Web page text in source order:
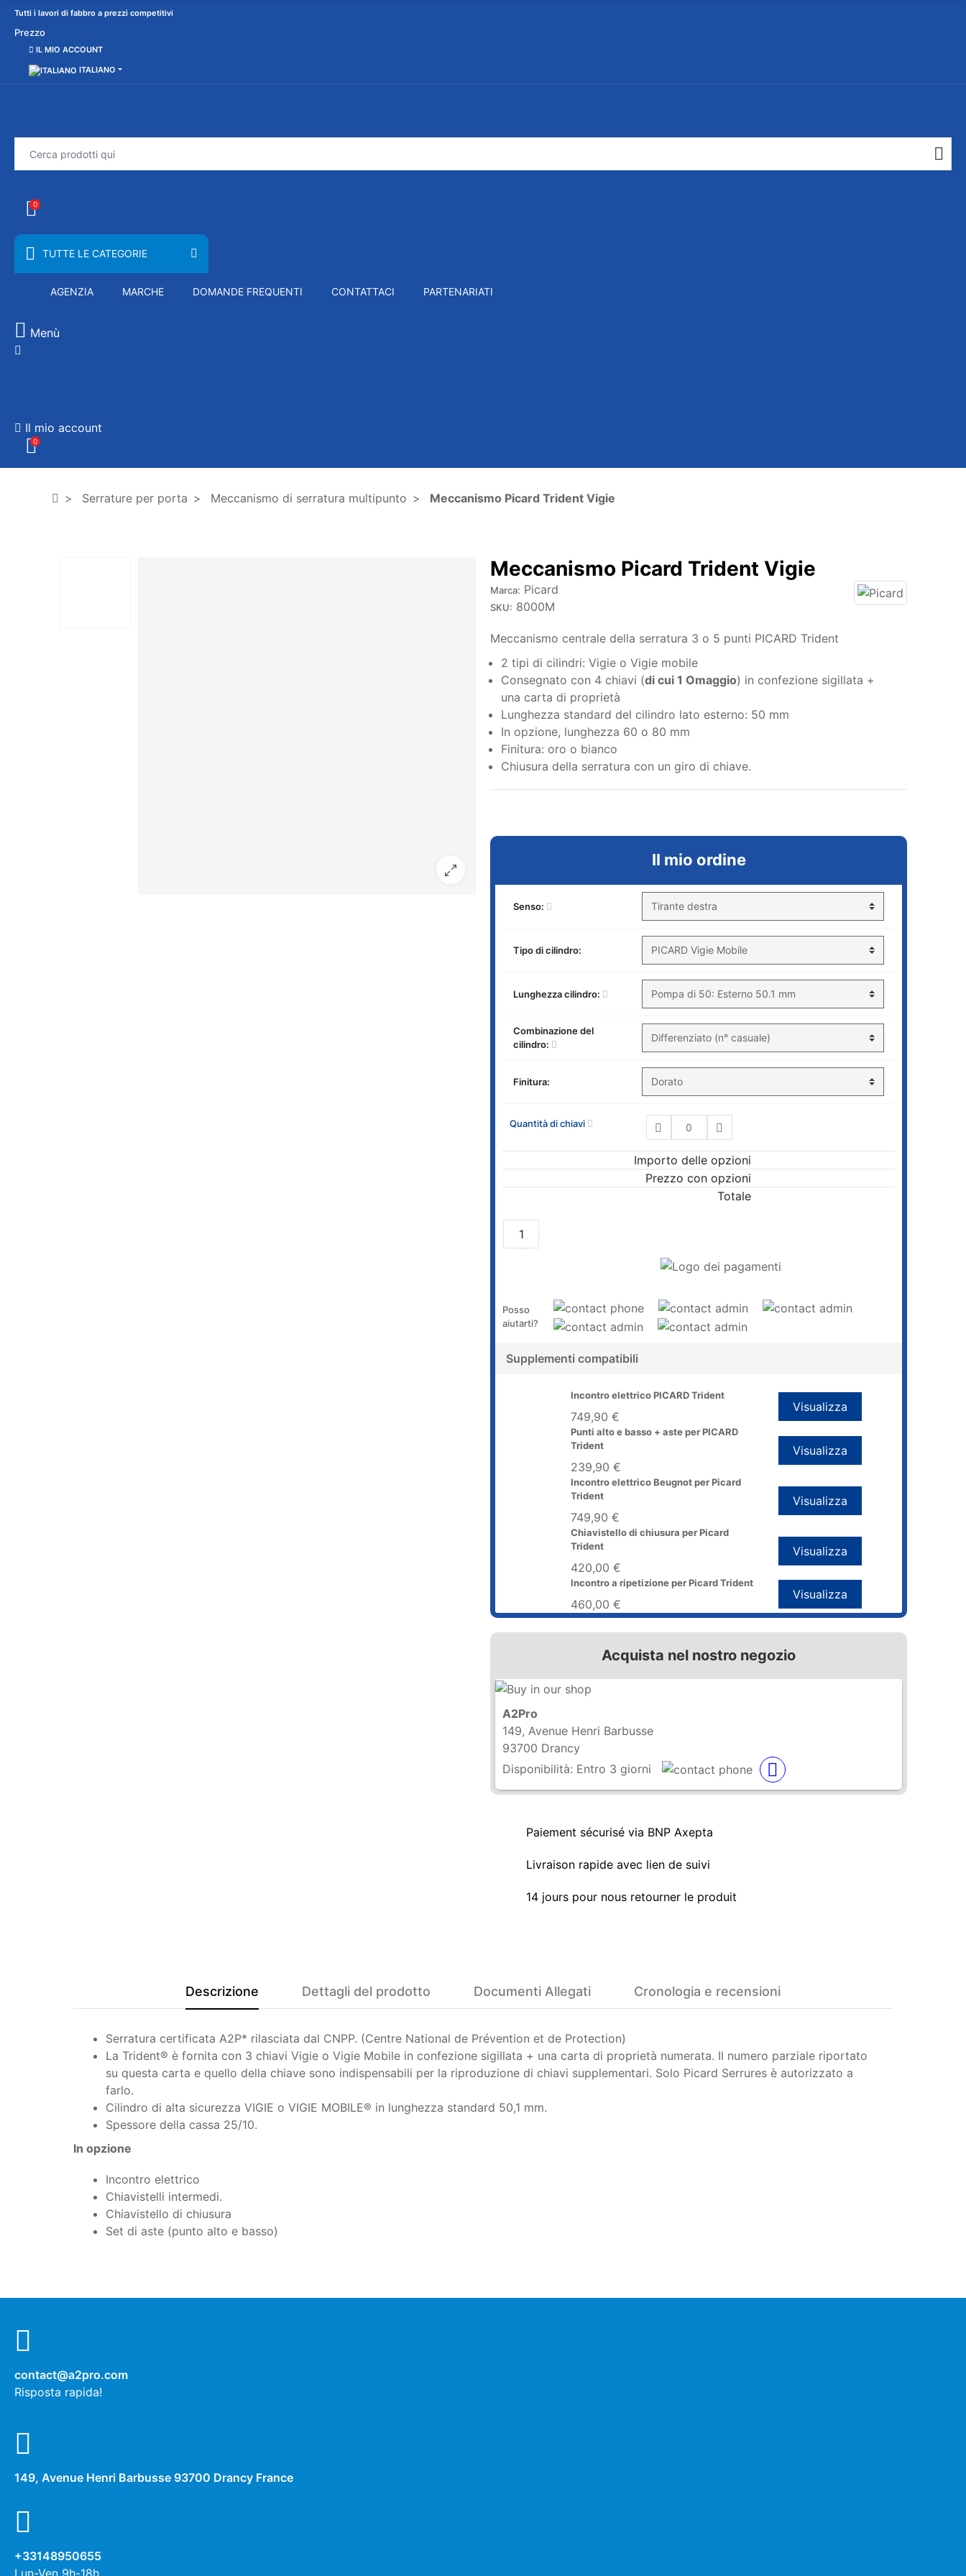
Tutti i lavori di fabbro a prezzi competitivi
Prezzo
IL MIO ACCOUNT
ITALIANO
0
TUTTE LE CATEGORIE
AGENZIA MARCHE DOMANDE FREQUENTI CONTATTACI PARTENARIATI
Menù
Il mio account
0
Serrature per porta Meccanismo di serratura multipunto Meccanismo Picard Trident Vigie
Meccanismo Picard Trident Vigie
Marca: Picard
SKU: 8000M
Meccanismo centrale della serratura 3 o 5 punti PICARD Trident
2 tipi di cilindri: Vigie o Vigie mobile
Consegnato con 4 chiavi (di cui 1 Omaggio) in confezione sigillata +
una carta di proprietà
Lunghezza standard del cilindro lato esterno: 50 mm
In opzione, lunghezza 60 o 80 mm
Finitura: oro o bianco
Chiusura della serratura con un giro di chiave.
Il mio ordine
Senso:
Tipo di cilindro:
Lunghezza cilindro:
Combinazione del
cilindro:
Finitura:
Quantità di chiavi
Importo delle opzioni
Prezzo con opzioni
Totale
Posso
aiutarti?
Supplementi compatibili
Incontro elettrico PICARD Trident
749,90 €
Visualizza
Punti alto e basso + aste per PICARD
Trident
239,90 €
Visualizza
Incontro elettrico Beugnot per Picard
Trident
749,90 €
Visualizza
Chiavistello di chiusura per Picard
Trident
420,00 €
Visualizza
Incontro a ripetizione per Picard Trident
460,00 €
Visualizza
Acquista nel nostro negozio
A2Pro
149, Avenue Henri Barbusse
93700 Drancy
Disponibilità: Entro 3 giorni
Paiement sécurisé via BNP Axepta
Livraison rapide avec lien de suivi
14 jours pour nous retourner le produit
Descrizione Dettagli del prodotto Documenti Allegati Cronologia e recensioni
Serratura certificata A2P* rilasciata dal CNPP. (Centre National de Prévention et de Protection)
La Trident® è fornita con 3 chiavi Vigie o Vigie Mobile in confezione sigillata + una carta di proprietà numerata. Il numero parziale riportato
su questa carta e quello della chiave sono indispensabili per la riproduzione di chiavi supplementari. Solo Picard Serrures è autorizzato a
farlo.
Cilindro di alta sicurezza VIGIE o VIGIE MOBILE® in lunghezza standard 50,1 mm.
Spessore della cassa 25/10.
In opzione
Incontro elettrico
Chiavistelli intermedi.
Chiavistello di chiusura
Set di aste (punto alto e basso)
contact@a2pro.com
Risposta rapida!
149, Avenue Henri Barbusse 93700 Drancy France
+33148950655
Lun-Ven 9h-18h